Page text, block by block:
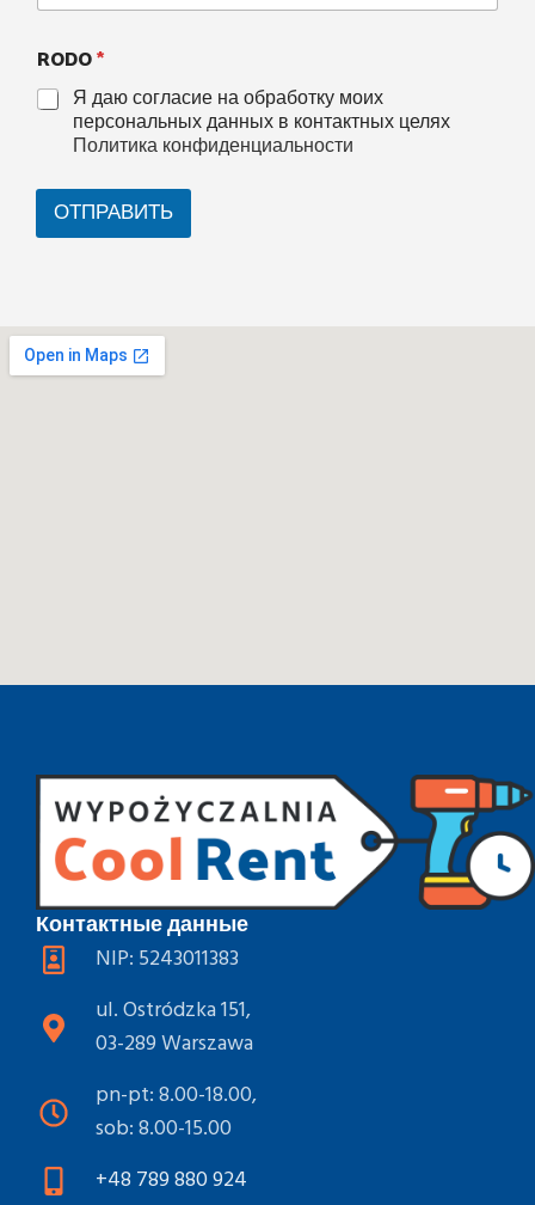
RODO*
Я даю согласие на обработку моих
персональных данных в контактных целях
Политика конфиденциальности
ОТПРАВИТЬ
Контактные данные
NIP: 5243011383
ul. Ostródzka 151,
03-289 Warszawa
pn-pt: 8.00-18.00,
sob: 8.00-15.00
+48 789 880 924